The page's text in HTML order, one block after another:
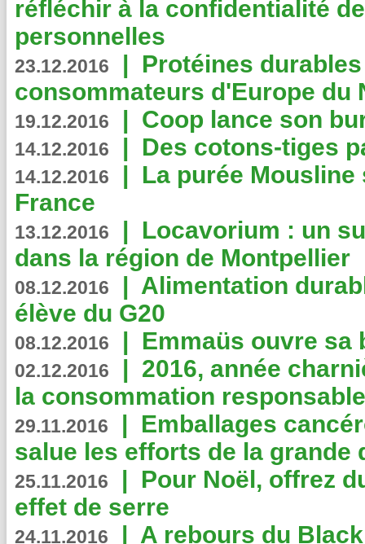
réfléchir à la confidentialité
personnelles
23.12.2016 | Protéines
consommateurs d'Europe du
19.12.2016 | Coop lance son
14.12.2016 | Des cotons-tiges
14.12.2016 | La purée
France
13.12.2016 | Locavorium : un
dans la région de Montpellier
08.12.2016 | Alimentation
élève du G20
08.12.2016 | Emmaüs ouvre sa
02.12.2016 | 2016, année
la consommation
29.11.2016 | Emballages
salue les efforts de la grande
25.11.2016 | Pour Noël, offrez
effet de serre
24.11.2016 | A rebours du